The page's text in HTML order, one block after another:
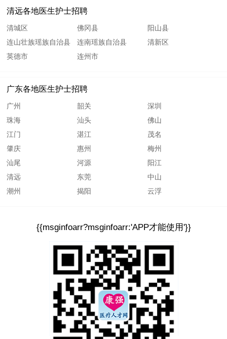
清远各地医生护士招聘
清城区 佛冈县
阳山县
连山壮族瑶族自治县
连南瑶族自治县
清新区
英德市
连州市
广东各地医生护士招聘
广州 韶关
深圳
珠海
汕头
佛山
江门
湛江
茂名
肇庆
惠州
梅州
汕尾
河源
阳江
清远
东莞
中山
潮州
揭阳 云浮
{{msginfoarr?msginfoarr:'APP才能使用'}}